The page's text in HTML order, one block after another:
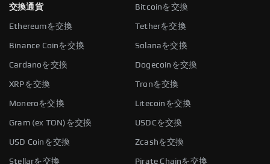
交換通貨
Bitcoinを交換
Ethereumを交換 Tetherを交換
Binance Coinを交換 Solanaを交換
Cardanoを交換 Dogecoinを交換
XRPを交換 Tronを交換
Moneroを交換 Litecoinを交換
Gram (ex TON)を交換 USDCを交換
USD Coinを交換 Zcashを交換
Stellarを交換
Pirate Chainを交換